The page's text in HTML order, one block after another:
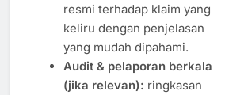
resmi terhadap klaim yang
keliru dengan penjelasan
yang mudah dipahami.
Audit & pelaporan berkala
(jika relevan): ringkasan